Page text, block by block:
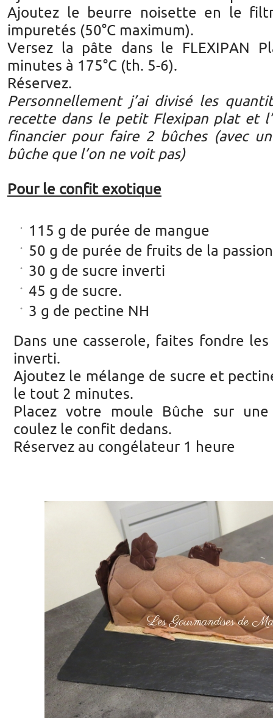
Ajoutez le beurre noisette en le
impuretés (50°C maximum).
Versez la pâte dans le FLEXIPAN
minutes à 175°C (th. 5-6).
Réservez.
Personnellement j’ai divisé les
recette dans le petit Flexipan plat et
financier pour faire 2 bûches (avec
bûche que l’on ne voit pas)
Pour le confit exotique
115 g de purée de mangue
50 g de purée de fruits de la passion
30 g de sucre inverti
45 g de sucre.
3 g de pectine NH
Dans une casserole, faites fondre
inverti.
Ajoutez le mélange de sucre et
le tout 2 minutes.
Placez votre moule Bûche sur
coulez le confit dedans.
Réservez au congélateur 1 heure